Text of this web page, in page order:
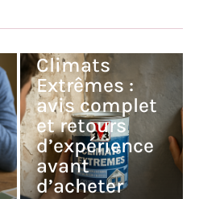
Climats
Extrêmes :
avis complet
et retours
d’expérience
avant
d’acheter